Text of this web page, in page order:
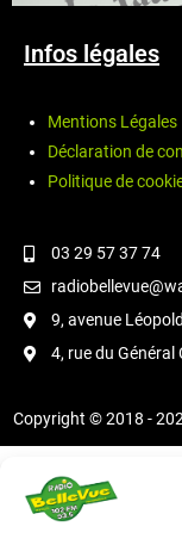
Infos légales
Mentions Légales
Déclaration de
Politique de
03 29 57 37 74
9, avenue
4, rue du Général
Copyright © 2018 -